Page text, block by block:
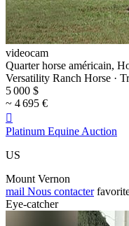
videocam
Quarter horse américain,
Versatility Ranch Horse ·
5 000 $
~ 4 695 €

Platinum Equine Auction
US
Mount Vernon
mail Nous contacter
Eye-catcher